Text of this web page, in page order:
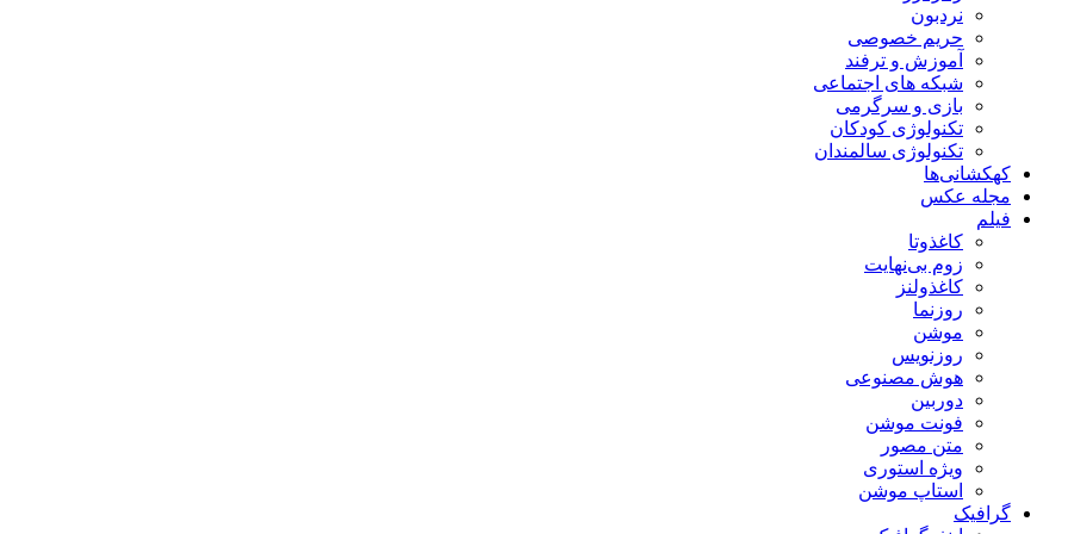
نردبون
حریم خصوصی
آموزش و ترفند
شبکه های اجتماعی
بازی و سرگرمی
تکنولوژی کودکان
تکنولوژی سالمندان
کهکشانی‌ها
مجله عکس
فیلم
کاغذوتا
زوم بی‌نهایت
کاغذولنز
روزنما
موشن
روزنویس
هوش مصنوعی
دوربین
فونت موشن
متن مصور
ویژه استوری
استاپ موشن
گرافیک